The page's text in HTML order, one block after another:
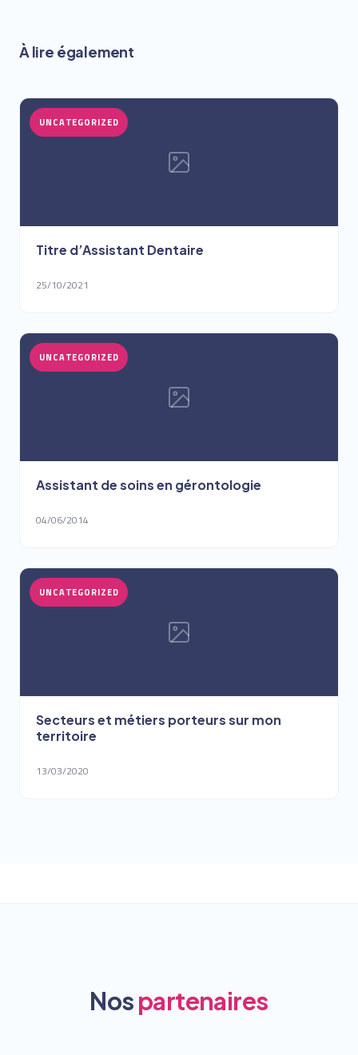
À lire également
UNCATEGORIZED
Titre d’Assistant Dentaire
25/10/2021
UNCATEGORIZED
Assistant de soins en gérontologie
04/06/2014
UNCATEGORIZED
Secteurs et métiers porteurs sur mon
territoire
13/03/2020
Nospartenaires